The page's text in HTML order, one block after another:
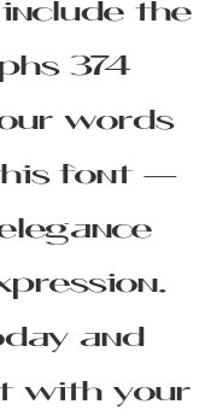
the
374
words
font —
and
with your